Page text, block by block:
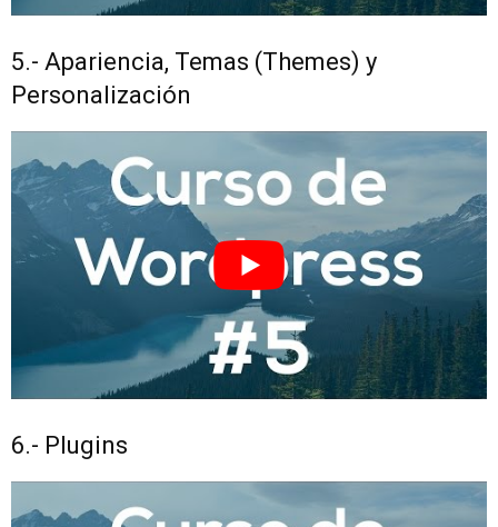
5.- Apariencia, Temas (Themes) y
Personalización
6.- Plugins